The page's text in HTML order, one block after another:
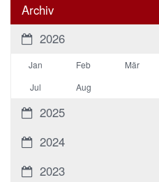
Archiv
2026
Jan Feb Mär
Jul
Aug
2025
2024
2023